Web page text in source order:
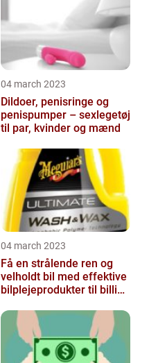
04 march 2023
Dildoer, penisringe og
penispumper – sexlegetøj
til par, kvinder og mænd
04 march 2023
Få en strålende ren og
velholdt bil med effektive
bilplejeprodukter til billige